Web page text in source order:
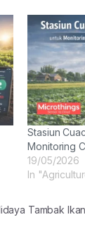
Stasiun
Monitoring
19/05/2026
In
Tambak